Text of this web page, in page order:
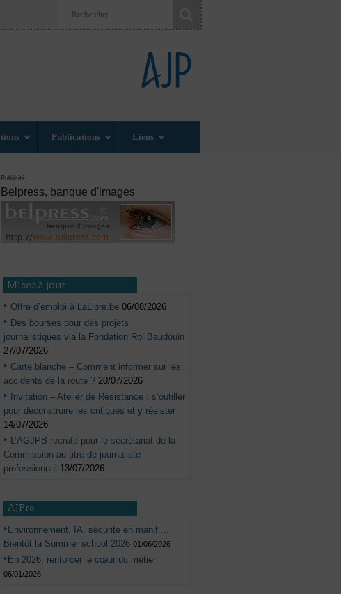
Publications Liens
Publicité
Belpress, banque d'images
Mises à jour
Offre d’emploi à LaLibre.be 06/08/2026
Des bourses pour des projets
journalistiques via la Fondation Roi Baudouin
27/07/2026
Carte blanche – Comment informer sur les
accidents de la route ? 20/07/2026
Invitation – Atelier de Résistance : s’outiller
pour déconstruire les critiques et y résister
14/07/2026
L’AGJPB recrute pour le secrétariat de la
Commission au titre de journaliste
professionnel 13/07/2026
AJPro
Environnement, IA, sécurité en manif’…
Bientôt la Summer school 2026 01/06/2026
En 2026, renforcer le cœur du métier
06/01/2026